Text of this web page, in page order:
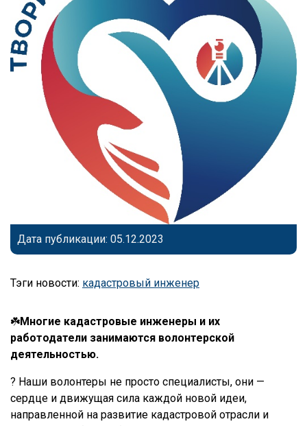
Дата публикации: 05.12.2023
Тэги новости: кадастровый инженер
☘️Многие кадастровые инженеры и их
работодатели занимаются волонтерской
деятельностью.
? Наши волонтеры не просто специалисты, они —
сердце и движущая сила каждой новой идеи,
направленной на развитие кадастровой отрасли и